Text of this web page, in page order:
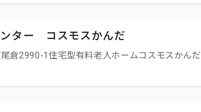
ター コスモスかんだ
倉2990-1住宅型有料老人ホームコスモスかんだ